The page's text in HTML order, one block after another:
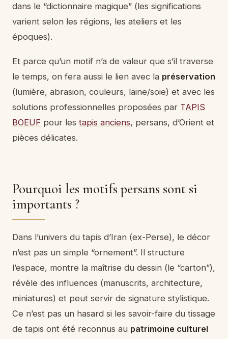
dans le “dictionnaire magique” (les significations
varient selon les régions, les ateliers et les
époques).
Et parce qu’un motif n’a de valeur que s’il traverse
le temps, on fera aussi le lien avec la préservation
(lumière, abrasion, couleurs, laine/soie) et avec les
solutions professionnelles proposées par TAPIS
BOEUF pour les tapis anciens, persans, d’Orient et
pièces délicates.
Pourquoi les motifs persans sont si
importants ?
Dans l’univers du tapis d’Iran (ex-Perse), le décor
n’est pas un simple “ornement”. Il structure
l’espace, montre la maîtrise du dessin (le “carton”),
révèle des influences (manuscrits, architecture,
miniatures) et peut servir de signature stylistique.
Ce n’est pas un hasard si les savoir-faire du tissage
de tapis ont été reconnus au patrimoine culturel